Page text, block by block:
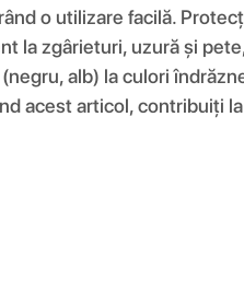
o utilizare facilă.
la zgârieturi, uzură și
alb) la culori
acest articol, contribuiți